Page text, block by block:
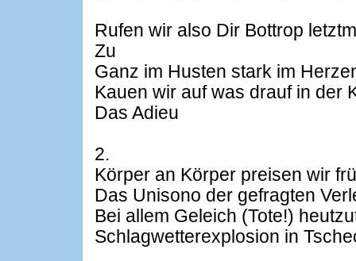
Rufen wir also Dir Bottrop
Zu
Ganz im Husten stark im
Kauen wir auf was drauf in der
Das Adieu
2.
Körper an Körper preisen wir
Das Unisono der gefragten
Bei allem Geleich (Tote!)
Schlagwetterexplosion in